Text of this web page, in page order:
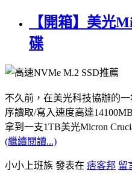
【開箱】美光
碟
不久前，在美光科技協辦的一
序讀取/寫入速度高達
拿到一支1TB美光Micron
(繼續閱讀...)
小小上班族 發表在 痞客邦 留